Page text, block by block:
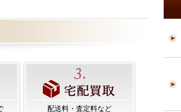
配送料・査定料など